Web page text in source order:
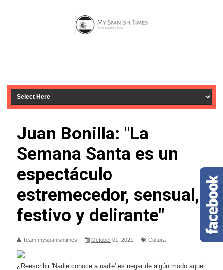
Juan Bonilla: "La
Semana Santa es un
espectáculo
estremecedor, sensual,
festivo y delirante"
Team myspanishtimes October 01, 2021 Cultura
¿Reescribir 'Nadie conoce a nadie' es negar de algún modo aquel